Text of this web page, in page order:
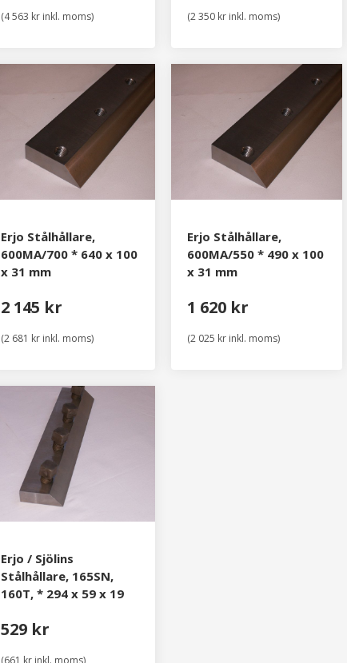
(4 563 kr inkl. moms) (2 350 kr inkl. moms)
Erjo Stålhållare,
600MA/700 * 640 x 100
x 31 mm
2 145 kr
(2 681 kr inkl. moms)
Erjo Stålhållare,
600MA/550 * 490 x 100
x 31 mm
1 620 kr
(2 025 kr inkl. moms)
Erjo / Sjölins
Stålhållare, 165SN,
160T, * 294 x 59 x 19
529 kr
(661 kr inkl. moms)